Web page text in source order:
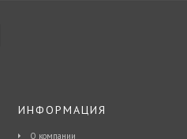
ИНФОРМАЦИЯ
О компании